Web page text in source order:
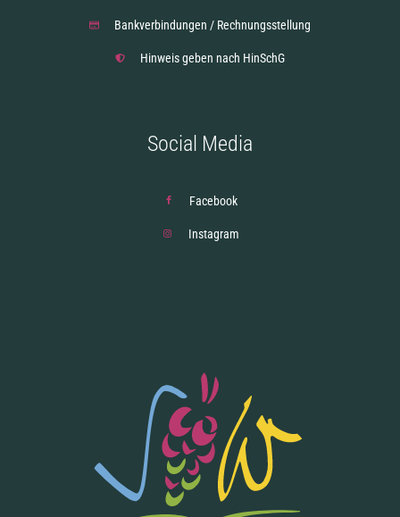
Bankverbindungen / Rechnungsstellung
Hinweis geben nach HinSchG
Social Media
Facebook
Instagram